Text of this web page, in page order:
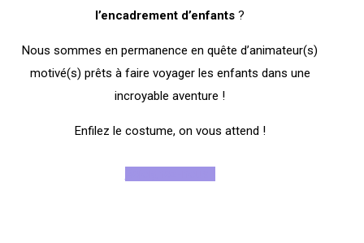
l’encadrement d’enfants ?
Nous sommes en permanence en quête d’animateur(s)
motivé(s) prêts à faire voyager les enfants dans une
incroyable aventure !
Enfilez le costume, on vous attend !